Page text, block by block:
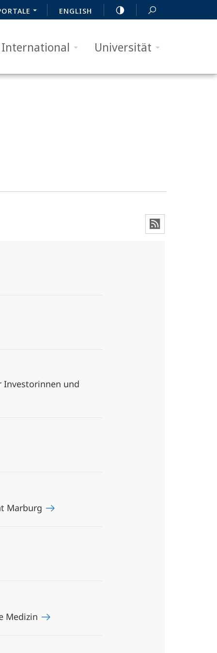
ENGLISH
International Universität
Investorinnen und
Marburg
Medizin